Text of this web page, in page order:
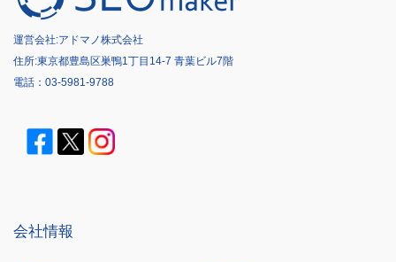
運営会社:アドマノ株式会社
住所:東京都豊島区巣鴨1丁目14-7 青葉ビル7階
電話： 03-5981-9788
会社情報